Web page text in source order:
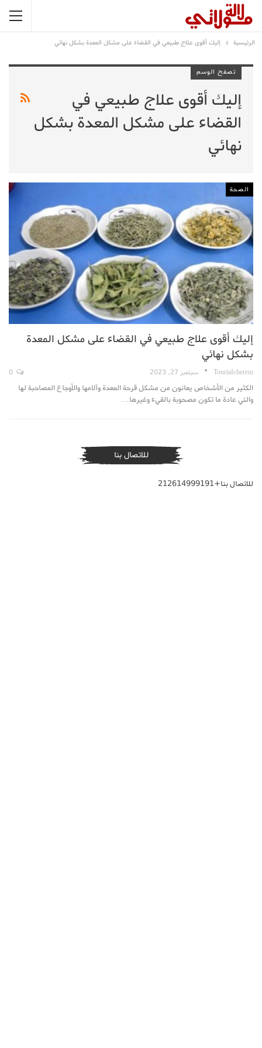
الرئيسية إليك أقوى علاج طبيعي في القضاء على مشكل المعدة بشكل نهائي
تصفح الوسم
إليك أقوى علاج طبيعي في
القضاء على مشكل المعدة بشكل
نهائي
الصحة
إليك أقوى علاج طبيعي في القضاء على مشكل المعدة
بشكل نهائي
TouriaIcherem سبتمبر 27, 2023
الكثير من الأشخاص يعانون من مشكل قرحة المعدة وآلامها والأوجاع المصاحبة لها
والتي عادة ما تكون مصحوبة بالقيء وغيرها…
للاتصال بنا
للاتصال بنا+212614999191